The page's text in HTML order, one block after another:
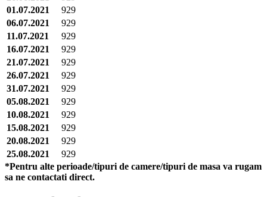
01.07.2021
929
06.07.2021
929
11.07.2021
929
16.07.2021
929
21.07.2021
929
26.07.2021
929
31.07.2021
929
05.08.2021
929
10.08.2021
929
15.08.2021
929
20.08.2021
929
25.08.2021
929
*Pentru alte perioade/tipuri de camere/tipuri de masa va rugam
sa ne contactati direct.